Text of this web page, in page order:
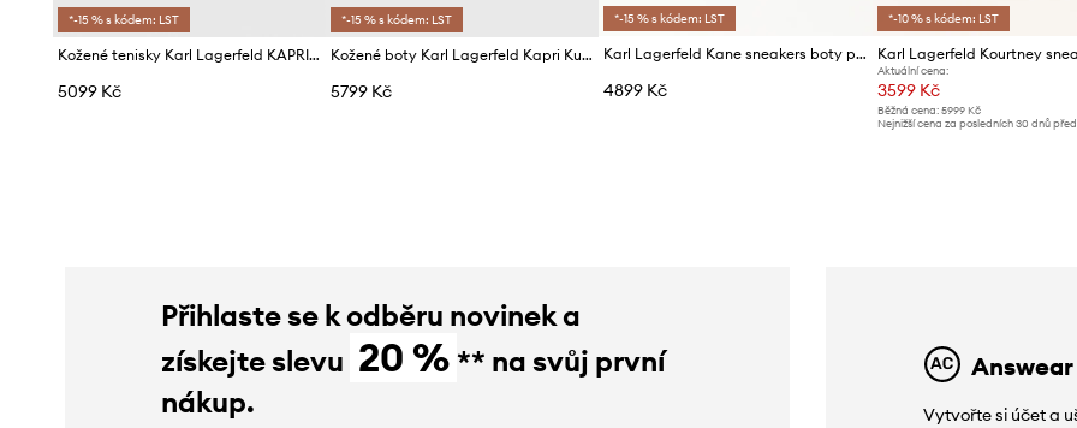
*-15 % s kódem: LST
Kožené tenisky Karl Lagerfeld KAPRI MENS
5099 Kč
*-15 % s kódem: LST
Kožené boty Karl Lagerfeld Kapri Kushion
5799 Kč
*-15 % s kódem: LST
Karl Lagerfeld Kane sneakers boty pánské kožené
4899 Kč
*-10 % s kódem: LST
Aktuální cena:
3599 Kč
Běžná cena: 5999 Kč
Nejnižší cena za posledních 30 dnů
Přihlaste se k odběru novinek a
získejte slevu 20 % ** na svůj první
nákup.
Vytvořte si účet a